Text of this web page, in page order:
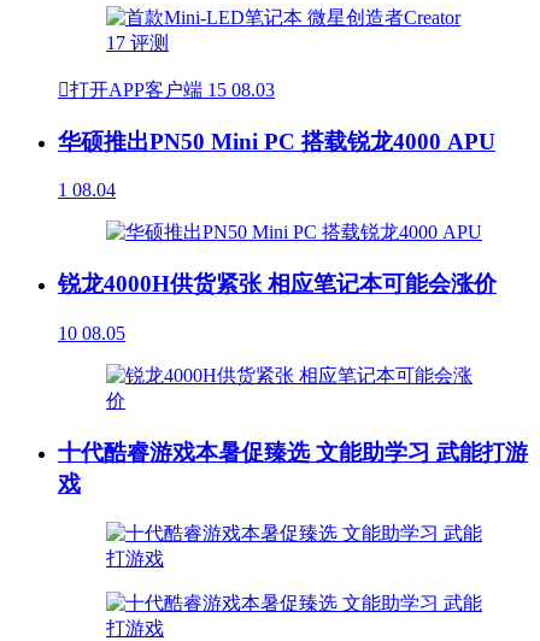
打开APP客户端 15 08.03
华硕推出PN50 Mini PC 搭载锐龙4000 APU
1 08.04
锐龙4000H供货紧张 相应笔记本可能会涨价
10 08.05
十代酷睿游戏本暑促臻选 文能助学习 武能打游
戏